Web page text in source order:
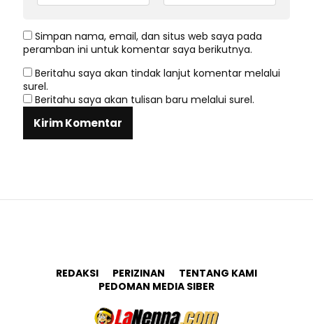
Simpan nama, email, dan situs web saya pada
peramban ini untuk komentar saya berikutnya.
Beritahu saya akan tindak lanjut komentar melalui
surel.
Beritahu saya akan tulisan baru melalui surel.
REDAKSI PERIZINAN
TENTANG KAMI
PEDOMAN MEDIA SIBER